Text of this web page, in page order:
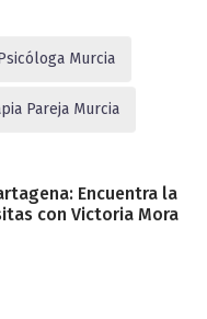
Murcia
Pareja Murcia
Encuentra la
con Victoria Mora